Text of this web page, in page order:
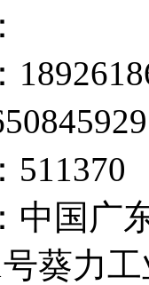
511370
中国广
葵力